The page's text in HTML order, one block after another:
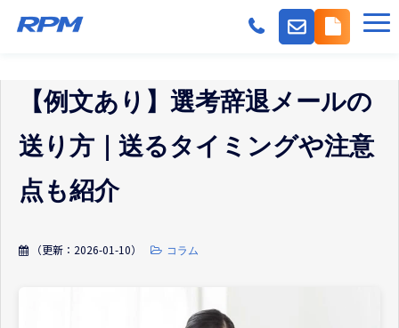
派遣会社の採用課題
事業会社の採用課題
よくある質問
お役立ちコンテンツ
【例文あり】選考辞退メールの
送り方｜送るタイミングや注意
点も紹介
（更新： 2026-01-10） コラム